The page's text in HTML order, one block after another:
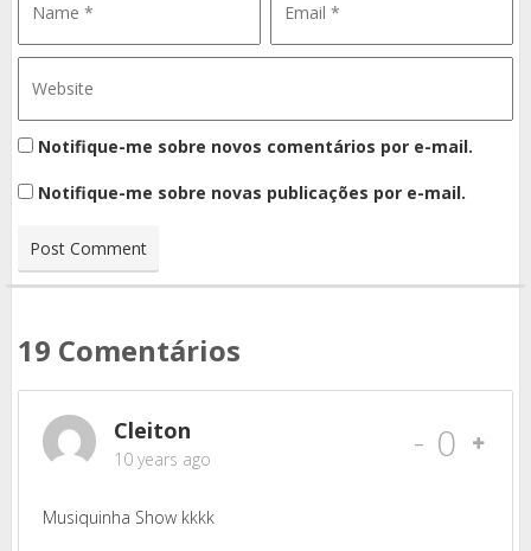
Notifique-me sobre novos comentários por e-mail.
Notifique-me sobre novas publicações por e-mail.
19 Comentários
Cleiton
10 years ago - 0
Musiquinha Show kkkk